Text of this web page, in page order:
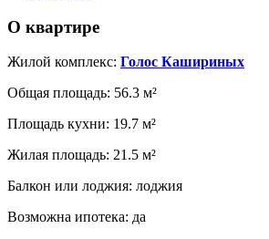
О квартире
Жилой комплекс: Голос Кашириных
Общая площадь: 56.3 м²
Площадь кухни: 19.7 м²
Жилая площадь: 21.5 м²
Балкон или лоджия: лоджия
Возможна ипотека: да